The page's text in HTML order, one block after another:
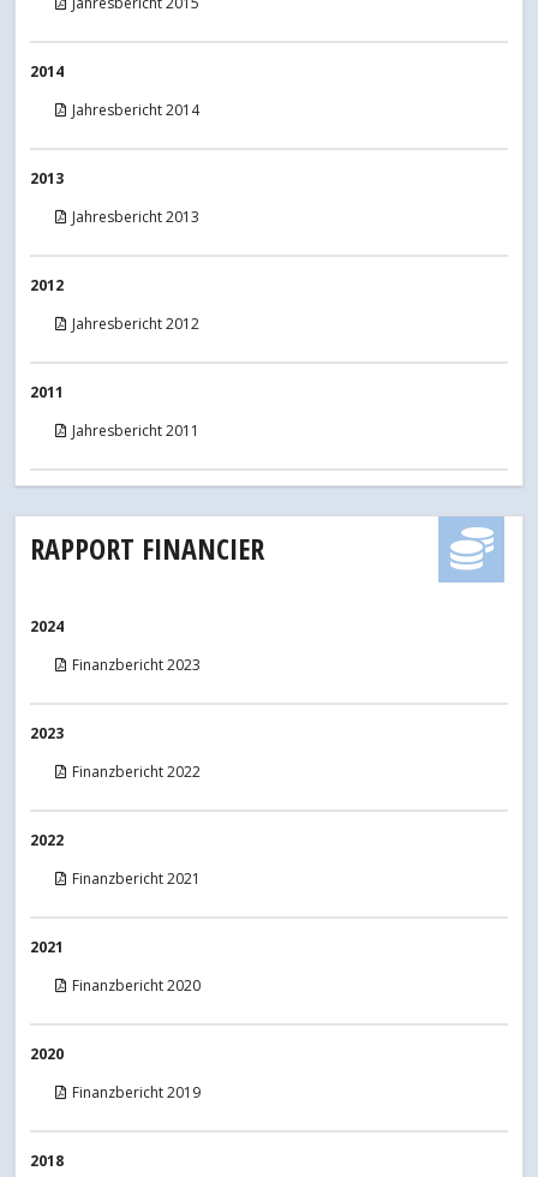
2014
Jahresbericht 2014
2013
Jahresbericht 2013
2012
Jahresbericht 2012
2011
Jahresbericht 2011
RAPPORT FINANCIER
2024
Finanzbericht 2023
2023
Finanzbericht 2022
2022
Finanzbericht 2021
2021
Finanzbericht 2020
2020
Finanzbericht 2019
2018